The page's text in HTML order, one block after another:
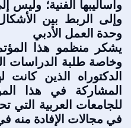
وأساليبها الفنية؛ وليس
وإلى الربط بين
وحدة العمل الأدبي
يشكر منظمو هذا
وخاصة طلبة الدراسات
الدكتوراه الذين
المشاركة في هذا
للجامعات العربية
في مجالات الإفادة منه